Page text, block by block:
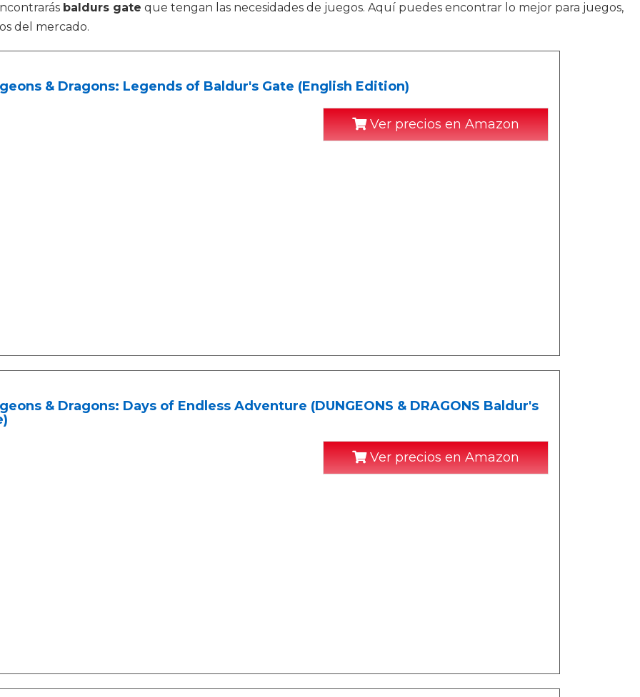
baldurs gate que tengan las necesidades de juegos. Aquí puedes encontrar lo mejor para juegos,
del mercado.
& Dragons: Legends of Baldur's Gate (English Edition)
Ver precios en Amazon
& Dragons: Days of Endless Adventure (DUNGEONS & DRAGONS Baldur's
Ver precios en Amazon